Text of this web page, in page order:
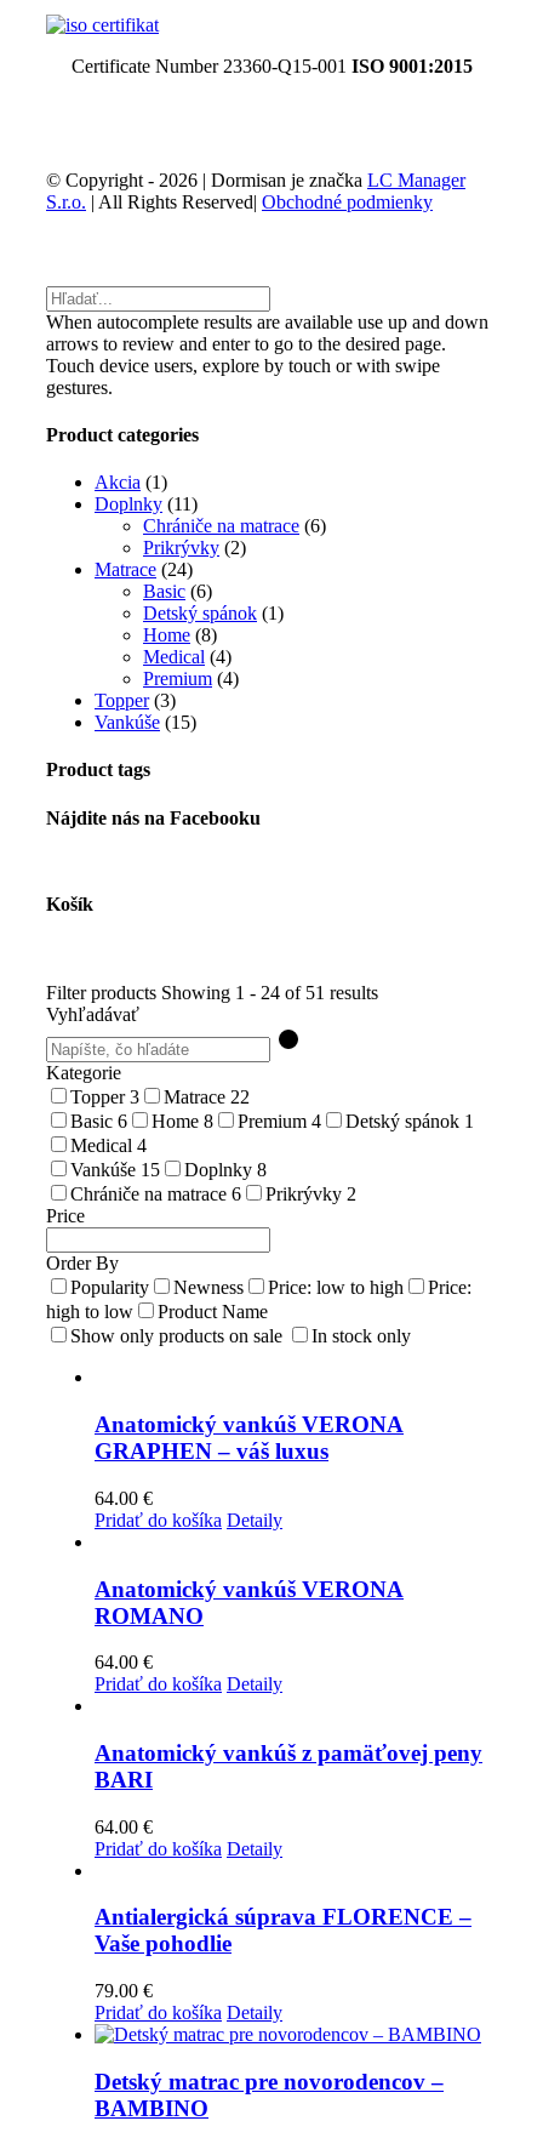
Certificate Number 23360-Q15-001 ISO 9001:2015
© Copyright - 2026 | Dormisan je značka LC Manager
S.r.o. | All Rights Reserved| Obchodné podmienky
When autocomplete results are available use up and down
arrows to review and enter to go to the desired page.
Touch device users, explore by touch or with swipe
gestures.
Product categories
Akcia (1)
Doplnky (11)
Chrániče na matrace (6)
Prikrývky (2)
Matrace (24)
Basic (6)
Detský spánok (1)
Home (8)
Medical (4)
Premium (4)
Topper (3)
Vankúše (15)
Product tags
Nájdite nás na Facebooku
Košík
Filter products Showing 1 - 24 of 51 results
Vyhľadávať
Kategorie
Topper3 Matrace 22
Basic 6 Home 8 Premium 4 Detský spánok 1
Medical 4
Vankúše 15 Doplnky 8
Chrániče na matrace 6 Prikrývky 2
Price
Order By
Popularity
Newness Price: low to high
Price:
high to low
Product Name
Show only products on sale
In stock only
Anatomický vankúš VERONA
GRAPHEN – váš luxus
64.00 €
Pridať do košíka Detaily
Anatomický vankúš VERONA
ROMANO
64.00 €
Pridať do košíka Detaily
Anatomický vankúš z pamäťovej peny
BARI
64.00 €
Pridať do košíka Detaily
Antialergická súprava FLORENCE –
Vaše pohodlie
79.00 €
Pridať do košíka Detaily
Detský matrac pre novorodencov –
BAMBINO